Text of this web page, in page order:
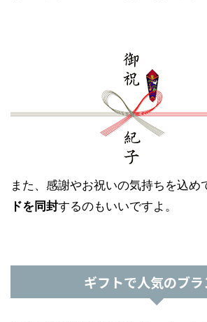
また、感謝やお祝いの気持ちを込め
ドを同封するのもいいですよ。
ギフトで人気のブラ